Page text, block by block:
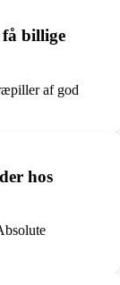
billige
af god
hos